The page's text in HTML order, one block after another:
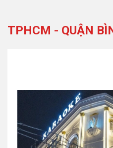
TPHCM - QUẬN